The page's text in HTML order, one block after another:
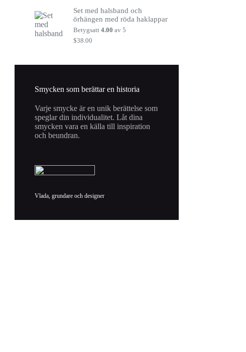
priset
var:
$25.00.
priset
är:
$15.00.
Set med halsband och
örhängen med röda haklappar
Betygsatt4.00 av 5
$38.00
Smycken som berättar en historia
Varje smycke är en unik berättelse som
speglar din individualitet. Låt dina
smycken vara en källa till inspiration
och beundran.
Vlada, grundare och designer